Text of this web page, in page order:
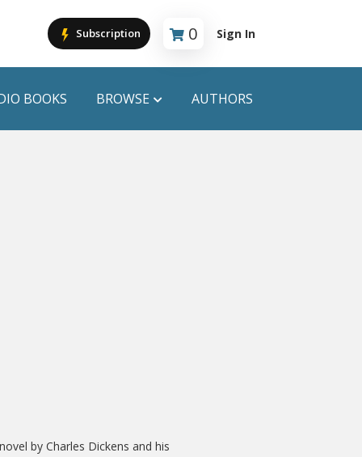
Subscription 0
Cart is empty
Sign In
BOOKS BROWSE AUTHORS
by Charles Dickens and his